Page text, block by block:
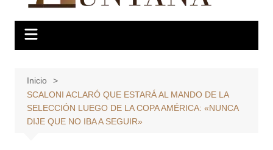
Inicio
SCALONI ACLARÓ QUE ESTARÁ AL MANDO DE LA
SELECCIÓN LUEGO DE LA COPA AMÉRICA: «NUNCA
DIJE QUE NO IBA A SEGUIR»